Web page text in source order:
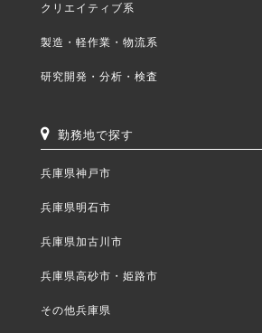
クリエイティブ系
製造・軽作業・物流系
研究開発・分析・検査
勤務地で探す
兵庫県神戸市
兵庫県明石市
兵庫県加古川市
兵庫県高砂市・姫路市
その他兵庫県